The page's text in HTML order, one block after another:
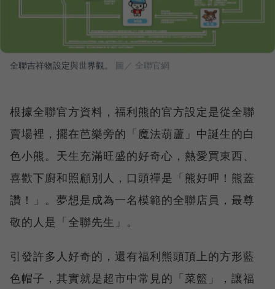
全聯吉祥物設定與世界觀。 圖／ 全聯官網
根據全聯官方資料，福利熊的官方設定是從全聯
賣場裡，擺在芭樂旁的「魔法葫蘆」中誕生的白
色小熊。天生充滿旺盛的好奇心，熱愛買東西、
喜歡下廚和照顧別人，口頭禪是「熊好呷！熊蓋
讚！」。夢想是成為一名模範的全聯店員，最尊
敬的人是「全聯先生」。
引發許多人好奇的，還有福利熊頭頂上的方形藍
色帽子，其實就是超市中常見的「菜籃」，讓福